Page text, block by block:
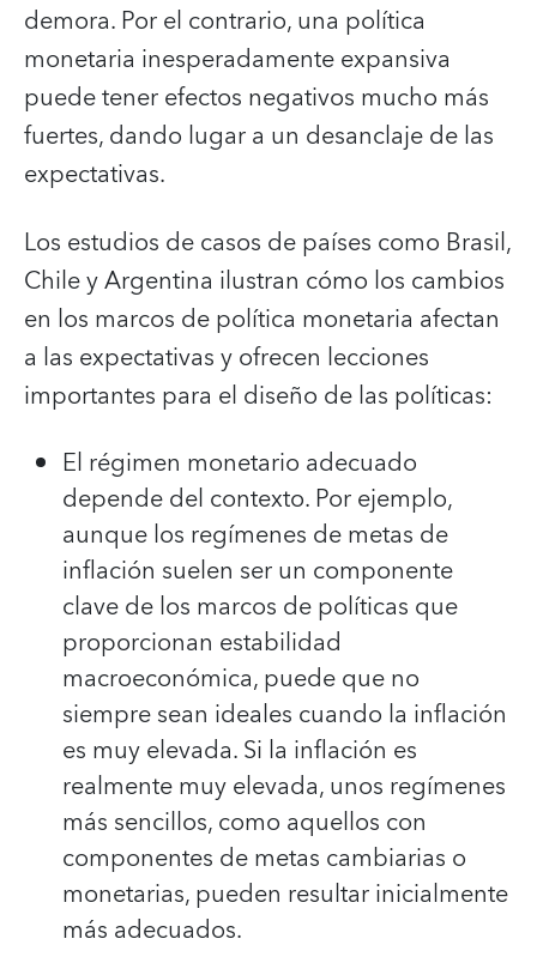
demora. Por el contrario, una política
monetaria inesperadamente expansiva
puede tener efectos negativos mucho más
fuertes, dando lugar a un desanclaje de las
expectativas.
Los estudios de casos de países como Brasil,
Chile y Argentina ilustran cómo los cambios
en los marcos de política monetaria afectan
a las expectativas y ofrecen lecciones
importantes para el diseño de las políticas:
El régimen monetario adecuado
depende del contexto. Por ejemplo,
aunque los regímenes de metas de
inflación suelen ser un componente
clave de los marcos de políticas que
proporcionan estabilidad
macroeconómica, puede que no
siempre sean ideales cuando la inflación
es muy elevada. Si la inflación es
realmente muy elevada, unos regímenes
más sencillos, como aquellos con
componentes de metas cambiarias o
monetarias, pueden resultar inicialmente
más adecuados.